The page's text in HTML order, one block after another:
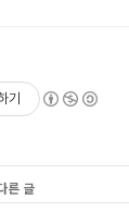
기
른 글